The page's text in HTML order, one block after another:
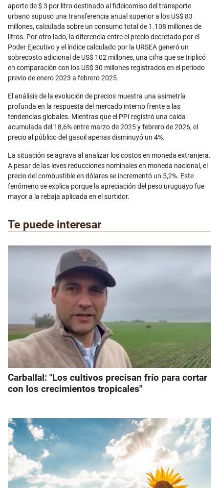
aporte de $ 3 por litro destinado al fideicomiso del transporte
urbano supuso una transferencia anual superior a los US$ 83
millones, calculada sobre un consumo total de 1.108 millones de
litros. Por otro lado, la diferencia entre el precio decretado por el
Poder Ejecutivo y el índice calculado por la URSEA generó un
sobrecosto adicional de US$ 102 millones, una cifra que se triplicó
en comparación con los US$ 30 millones registrados en el período
previo de enero 2023 a febrero 2025.
El análisis de la evolución de precios muestra una asimetría
profunda en la respuesta del mercado interno frente a las
tendencias globales. Mientras que el PPI registró una caída
acumulada del 18,6% entre marzo de 2025 y febrero de 2026, el
precio al público del gasoil apenas disminuyó un 4%.
La situación se agrava al analizar los costos en moneda extranjera.
A pesar de las leves reducciones nominales en moneda nacional, el
precio del combustible en dólares se incrementó un 5,2%. Este
fenómeno se explica porque la apreciación del peso uruguayo fue
mayor a la rebaja aplicada en el surtidor.
Te puede interesar
Carballal: "Los cultivos precisan frío para cortar
con los crecimientos tropicales"